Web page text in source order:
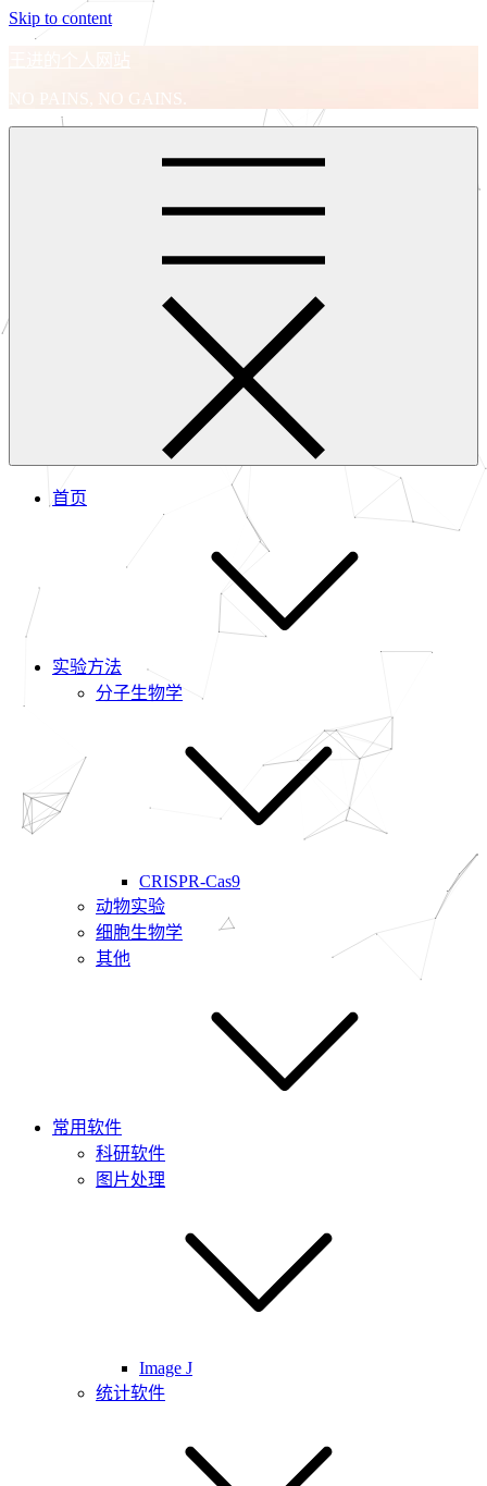
Skip to content
王进的个人网站
NO PAINS, NO GAINS.
首页
实验方法
分子生物学
CRISPR-Cas9
动物实验
细胞生物学
其他
常用软件
科研软件
图片处理
Image J
统计软件